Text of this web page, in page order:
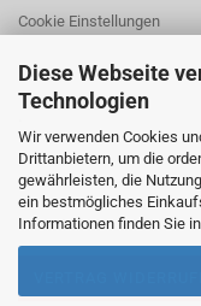
Diese Webseite
Technologien
Wir verwenden Cookies
Drittanbietern, um die
gewährleisten, die
ein bestmögliches
Informationen finden Sie
Cookie Einstellungen
VERTRAG